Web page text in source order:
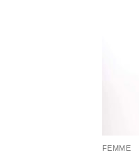
FEMME